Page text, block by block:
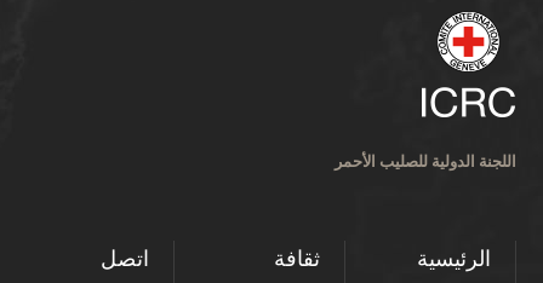
اللجنة الدولية للصليب الأحمر
الرئيسية ثقافة
اتصل